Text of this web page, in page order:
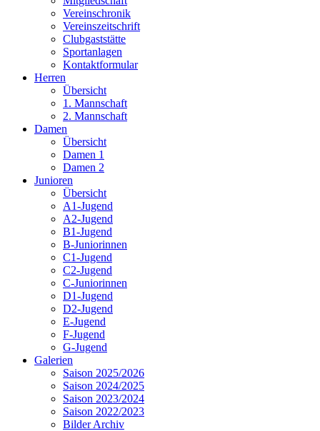
Vereinschronik
Vereinszeitschrift
Clubgaststätte
Sportanlagen
Kontaktformular
Herren
Übersicht
1. Mannschaft
2. Mannschaft
Damen
Übersicht
Damen 1
Damen 2
Junioren
Übersicht
A1-Jugend
A2-Jugend
B1-Jugend
B-Juniorinnen
C1-Jugend
C2-Jugend
C-Juniorinnen
D1-Jugend
D2-Jugend
E-Jugend
F-Jugend
G-Jugend
Galerien
Saison 2025/2026
Saison 2024/2025
Saison 2023/2024
Saison 2022/2023
Bilder Archiv